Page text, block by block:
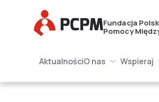
Główne Logo
Fundacja
Pomocy
Główne Logo
AktualnościO nas Wspieraj